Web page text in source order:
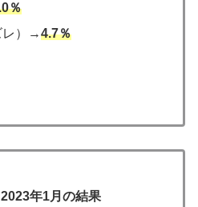
％
レ）→4.7％
年1月の結果